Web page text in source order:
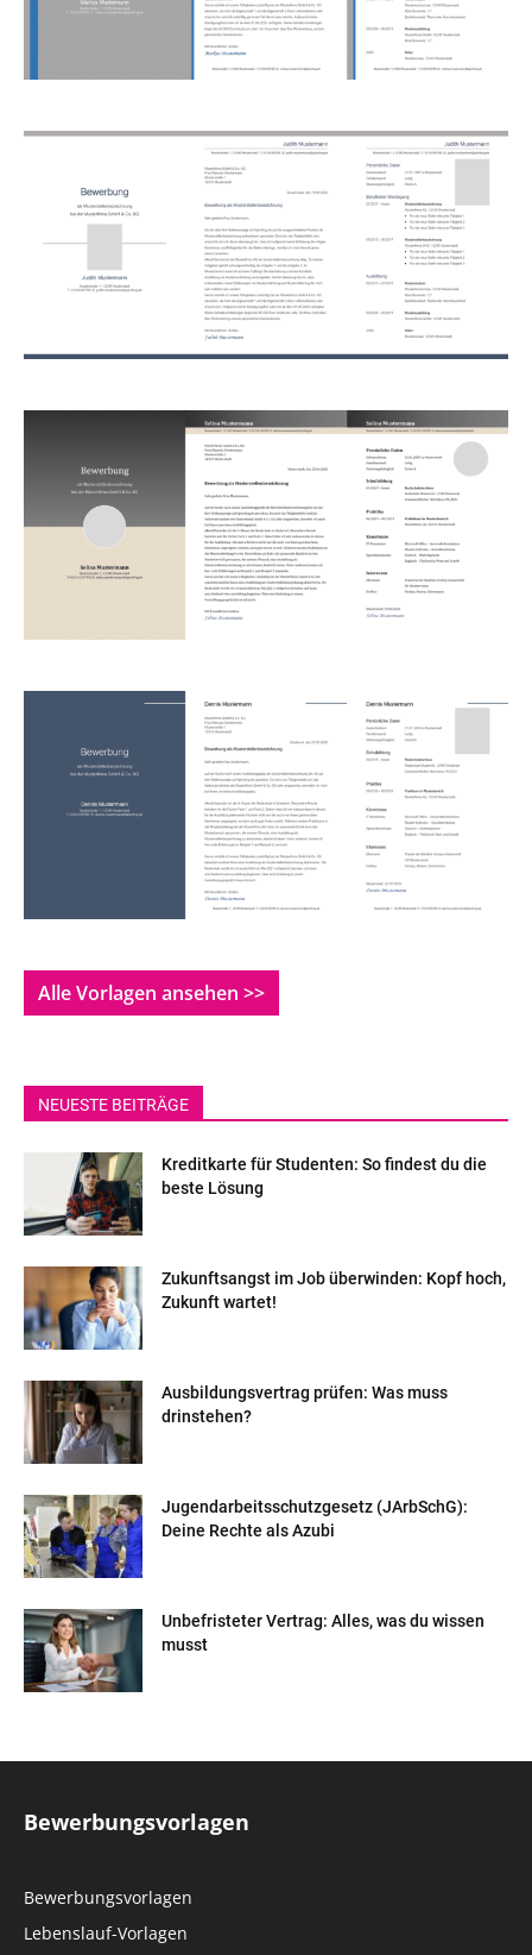
Alle Vorlagen ansehen >>
NEUESTE BEITRÄGE
Kreditkarte für Studenten: So findest du die
beste Lösung
Zukunftsangst im Job überwinden: Kopf hoch,
Zukunft wartet!
Ausbildungsvertrag prüfen: Was muss
drinstehen?
Jugendarbeitsschutzgesetz (JArbSchG):
Deine Rechte als Azubi
Unbefristeter Vertrag: Alles, was du wissen
musst
Bewerbungsvorlagen
Bewerbungsvorlagen
Lebenslauf-Vorlagen